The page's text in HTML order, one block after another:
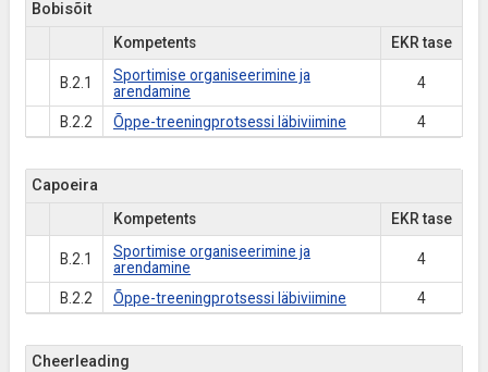
Bobisõit
Kompetents EKR tase
B.2.1
Sportimise organiseerimine ja
arendamine
4
B.2.2 Õppe-treeningprotsessi läbiviimine 4
Capoeira
Kompetents EKR tase
B.2.1
Sportimise organiseerimine ja
arendamine
4
B.2.2 Õppe-treeningprotsessi läbiviimine 4
Cheerleading